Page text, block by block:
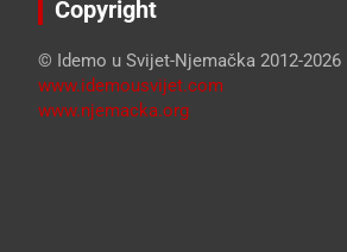
Copyright
© Idemo u Svijet-Njemačka 2012-2026
www.idemousvijet.com
www.njemacka.org